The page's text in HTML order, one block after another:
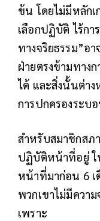
ข้น โดยไม่มีหลัก
เลือกปฏิบัติ ไร้กา
ทางจริยธรรม”อ
ฝ่ายตรงข้ามทางก
ได้ และสิ่งนั้นต่า
การปกครองระบ
สำหรับสมาชิกส
ปฏิบัติหน้าที่อยู่
หน้าที่มาก่อน 6 เ
พวกเขาไม่มีควา
เพราะ